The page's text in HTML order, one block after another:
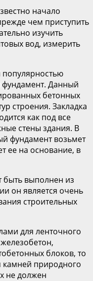
начало
чем приступить
изучить
вод, измерить
фундамент. Данный
бетонных
строения. Закладка
как под все
стены здания. В
фундамент возьмет
ее на основание, в
выполнен из
он является очень
строительных
для ленточного
блоков, то
камней природного
не должен